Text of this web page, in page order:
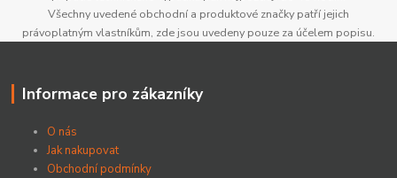
Všechny uvedené obchodní a produktové značky patří jejich
právoplatným vlastníkům, zde jsou uvedeny pouze za účelem popisu.
Informace pro zákazníky
O nás
Jak nakupovat
Obchodní podmínky